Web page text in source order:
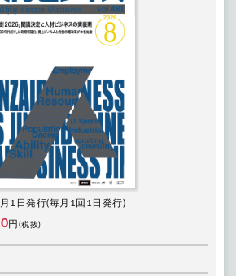
1日発行(毎月1回1日発行)
円 (税抜)